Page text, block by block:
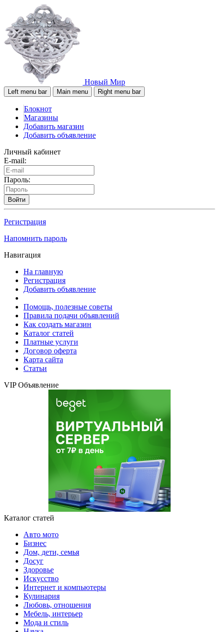
Новый Мир
Left menu bar Main menu Right menu bar
Блокнот
Магазины
Добавить магазин
Добавить объявление
Личный кабинет
E-mail:
Пароль:
Войти
Регистрация
Напомнить пароль
Навигация
На главную
Регистрация
Добавить объявление
Помощь, полезные советы
Правила подачи объявлений
Как создать магазин
Каталог статей
Платные услуги
Договор оферта
Карта сайта
Статьи
VIP Объявление
Каталог статей
Авто мото
Бизнес
Дом, дети, семья
Досуг
Здоровье
Искусство
Интернет и компьютеры
Кулинария
Любовь, отношения
Мебель, интерьер
Мода и стиль